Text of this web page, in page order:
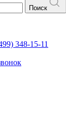
Поиск
348-15-11